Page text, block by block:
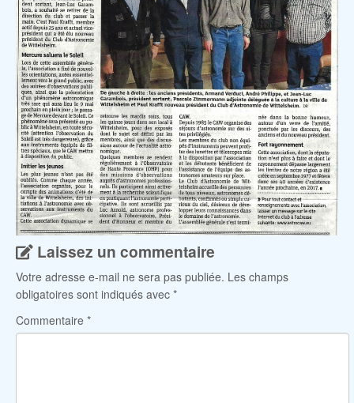
Laissez un commentaire
Votre adresse e-mail ne sera pas publiée. Les champs
obligatoires sont indiqués avec *
Commentaire *